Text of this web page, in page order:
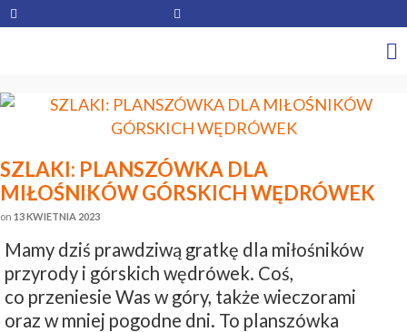
SZLAKI: PLANSZÓWKA DLA
MIŁOŚNIKÓW GÓRSKICH WĘDRÓWEK
on 13 KWIETNIA 2023
Mamy dziś prawdziwą gratkę dla miłośników
przyrody i górskich wędrówek. Coś,
co przeniesie Was w góry, także wieczorami
oraz w mniej pogodne dni. To planszówka